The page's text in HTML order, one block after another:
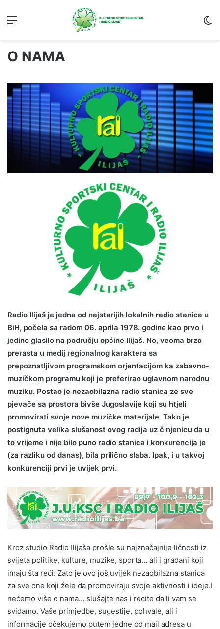
O NAMA
Radio Ilijaš je jedna od najstarijih lokalnih radio stanica u
BiH, počela sa radom 06. aprila 1978. godine kao prvo i
jedino glasilo na području općine Ilijaš. No, veoma brzo
prerasta u medij regionalnog karaktera sa
prepoznatljivom programskom orjentacijom ka zabavno-
muzičkom programu koji je preferirao uglavnom narodnu
muziku. Postao je nezaobilazna radio stanica ze sve
pjevače sa prostora bivše Jugoslavije koji su htjeli
promovirati svoje nove muzičke materijale. Tako je
postignuta velika slušanost ovog radija uz činjenicu da u
to vrijeme i nije bilo puno radio stanica i konkurencija je
(za razliku od danas), bila prilično slaba. Ipak, i u takvoj
konkurenciji prvi je uvijek prvi.
Kroz studio Radio Ilijaša prošle su najznačajnije ličnosti iz
svijeta politike, kulture, muzike, sporta… ali i građani koji
imaju šta reći. Zato je ovo još uvijek nezaobilazna stanica
za sve one koji žele da promoviraju svoje aktivnosti i ideje.I
nećemo više o nama… slušajte nas i recite da li vam se
sviđamo. Vaše primjedbe, sugestije, pohvale, ali i
informacije očekujemo putem jedne od mail adresa u